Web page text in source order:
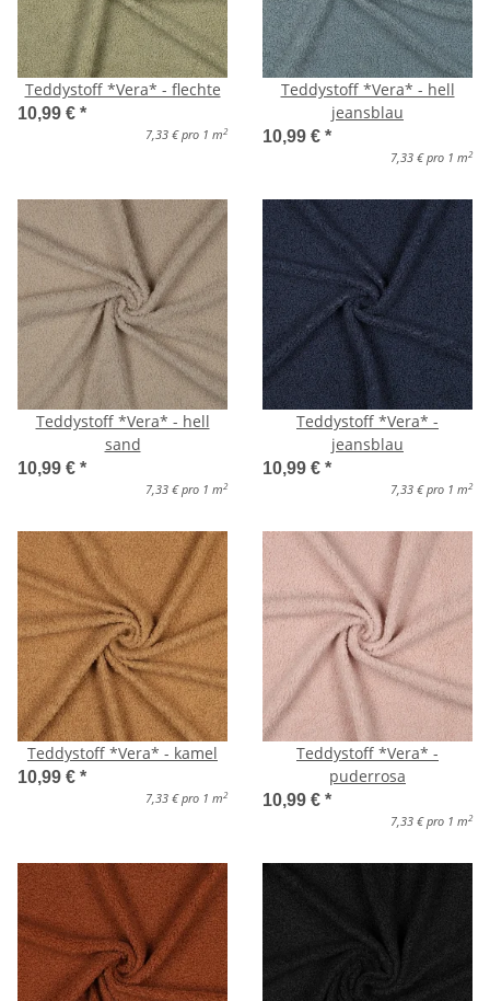
Teddystoff *Vera* - flechte
10,99 € *
7,33 € pro 1 m 2
Teddystoff *Vera* - hell
jeansblau
10,99 € *
7,33 € pro 1 m 2
Teddystoff *Vera* - hell
sand
10,99 € *
7,33 € pro 1 m 2
Teddystoff *Vera* -
jeansblau
10,99 € *
7,33 € pro 1 m 2
Teddystoff *Vera* - kamel
10,99 € *
7,33 € pro 1 m 2
Teddystoff *Vera* -
puderrosa
10,99 € *
7,33 € pro 1 m 2